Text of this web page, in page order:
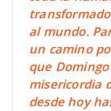
al mundo.
un camino
que
misericordia
desde hoy